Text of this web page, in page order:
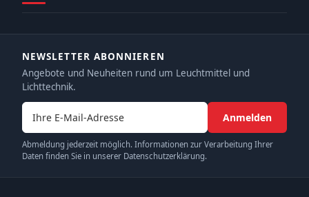
NEWSLETTER ABONNIEREN
Angebote und Neuheiten rund um Leuchtmittel und
Lichttechnik.
E-Mail-Adresse
Anmelden
Abmeldung jederzeit möglich. Informationen zur Verarbeitung Ihrer
Daten finden Sie in unserer Datenschutzerklärung.